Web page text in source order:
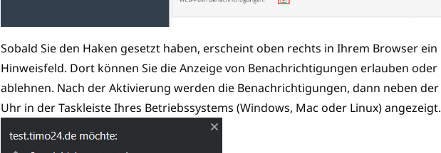
Sobald Sie den Haken gesetzt haben, erscheint oben rechts in Ihrem Browser ein
Hinweisfeld. Dort können Sie die Anzeige von Benachrichtigungen erlauben oder
ablehnen. Nach der Aktivierung werden die Benachrichtigungen, dann neben der
Uhr in der Taskleiste Ihres Betriebssystems (Windows, Mac oder Linux) angezeigt.